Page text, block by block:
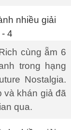
cùng ẵm 6
trong hạng
Nostalgia.
và khán giả đã
qua.